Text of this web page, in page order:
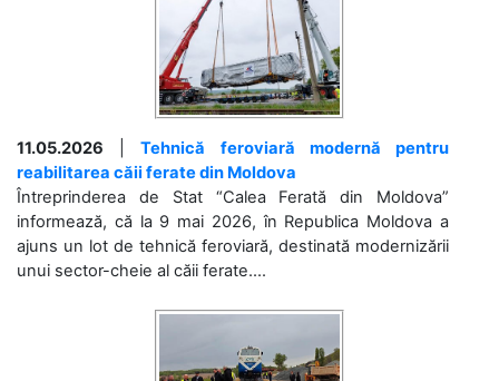
11.05.2026 |Tehnică feroviară modernă pentru
reabilitarea căii ferate din Moldova
Întreprinderea de Stat “Calea Ferată din Moldova”
informează, că la 9 mai 2026, în Republica Moldova a
ajuns un lot de tehnică feroviară, destinată modernizării
unui sector-cheie al căii ferate....